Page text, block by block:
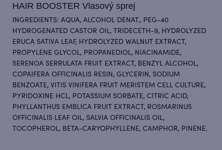
HAIR BOOSTER Vlasový sprej
INGREDIENTS: AQUA, ALCOHOL DENAT., PEG-40
HYDROGENATED CASTOR OIL, TRIDECETH-9, HYDROLYZED
ERUCA SATIVA LEAF, HYDROLYZED WALNUT EXTRACT,
PROPYLENE GLYCOL, PROPANEDIOL, NIACINAMIDE,
SERENOA SERRULATA FRUIT EXTRACT, BENZYL ALCOHOL,
COPAIFERA OFFICINALIS RESIN, GLYCERIN, SODIUM
BENZOATE, VITIS VINIFERA FRUIT MERISTEM CELL CULTURE,
PYRIDOXINE HCL, POTASSIUM SORBATE, CITRIC ACID,
PHYLLANTHUS EMBLICA FRUIT EXTRACT, ROSMARINUS
OFFICINALIS LEAF OIL, SALVIA OFFICINALIS OIL,
TOCOPHEROL, BETA-CARYOPHYLLENE, CAMPHOR, PINENE.